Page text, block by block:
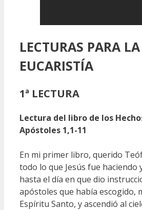
LECTURAS PARA LA
EUCARISTÍA
1ª LECTURA
Lectura del libro de los
Apóstoles 1,1-11
En mi primer libro, querido
todo lo que Jesús fue haciendo
hasta el día en que dio
apóstoles que había escogido,
Espíritu Santo, y ascendió al